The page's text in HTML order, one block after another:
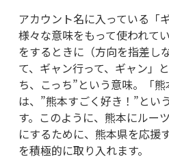
アカウント名に入っている「
様々な意味をもって使われて
をするときに（方向を指差し
て、ギャン行って、ギャン」
ち、こっち”という意味。「熊
は、”熊本すごく好き！”とい
す。このように、熊本にルー
にするために、熊本県を応援
を積極的に取り入れます。